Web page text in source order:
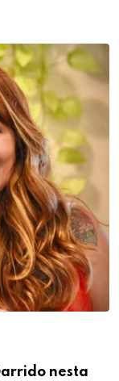
nesta